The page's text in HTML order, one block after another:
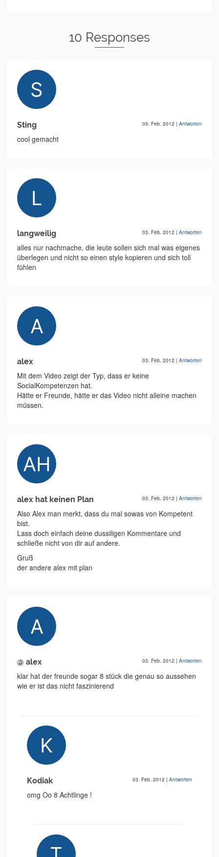
10 Responses
Sting 03. Feb. 2012 | Antworten
cool gemacht
langweilig 03. Feb. 2012 | Antworten
alles nur nachmache, die leute sollen sich mal was eigenes
überlegen und nicht so einen style kopieren und sich toll
fühlen
alex 03. Feb. 2012 | Antworten
Mit dem Video zeigt der Typ, dass er keine
SocialKompetenzen hat.
Hätte er Freunde, hätte er das Video nicht alleine machen
müssen.
alex hat keinen Plan 03. Feb. 2012 | Antworten
Also Alex man merkt, dass du mal sowas von Kompetent
bist.
Lass doch einfach deine dussiligen Kommentare und
schließe nicht von dir auf andere.
Gruß
der andere alex mit plan
@ alex 03. Feb. 2012 | Antworten
klar hat der freunde sogar 8 stück die genau so aussehen
wie er ist das nicht faszinierend
Kodiak 03. Feb. 2012 | Antworten
omg Oo 8 Achtlinge !